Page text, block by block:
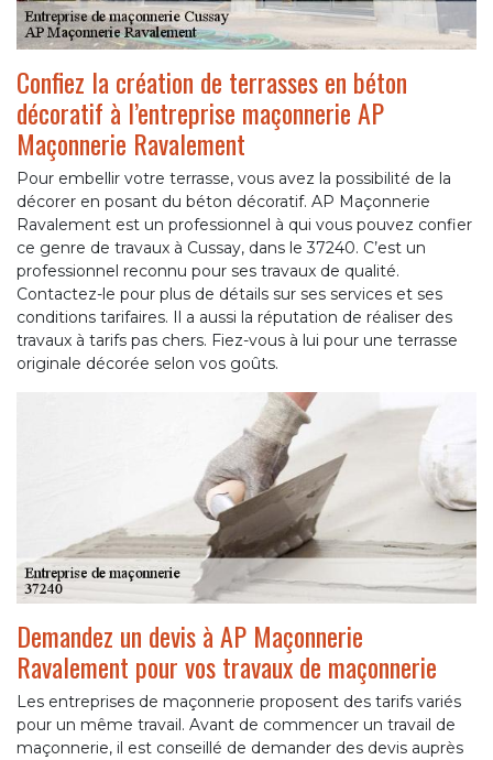
Confiez la création de terrasses en béton
décoratif à l’entreprise maçonnerie AP
Maçonnerie Ravalement
Pour embellir votre terrasse, vous avez la possibilité de la
décorer en posant du béton décoratif. AP Maçonnerie
Ravalement est un professionnel à qui vous pouvez confier
ce genre de travaux à Cussay, dans le 37240. C’est un
professionnel reconnu pour ses travaux de qualité.
Contactez-le pour plus de détails sur ses services et ses
conditions tarifaires. Il a aussi la réputation de réaliser des
travaux à tarifs pas chers. Fiez-vous à lui pour une terrasse
originale décorée selon vos goûts.
Demandez un devis à AP Maçonnerie
Ravalement pour vos travaux de maçonnerie
Les entreprises de maçonnerie proposent des tarifs variés
pour un même travail. Avant de commencer un travail de
maçonnerie, il est conseillé de demander des devis auprès